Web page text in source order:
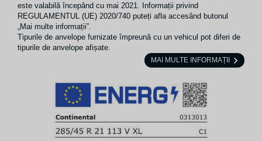
este valabilă începând cu mai 2021. Informații privind
REGULAMENTUL (UE) 2020/740 puteți afla accesând butonul
„Mai multe informații”.
Tipurile de anvelope furnizate împreună cu un vehicul pot diferi de
tipurile de anvelope afișate.
MAI MULTE INFORMAȚII